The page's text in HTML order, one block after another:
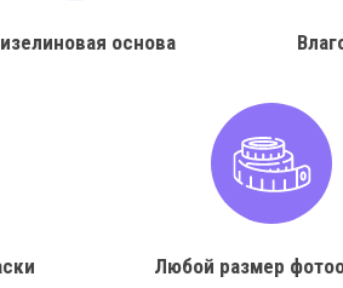
основа
Любой размер